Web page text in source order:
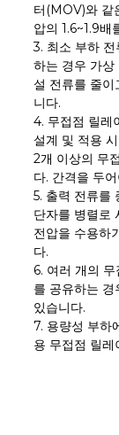
터(MOV)와 같
압의 1.6~1.9배
3. 최소 부하
하는 ​​경우 가상
설 전류를 줄이
니다.
4. 무접점 릴레
설계 및 적용
2개 이상의 무
다. 간격을 두
5. 출력 전류를
단자를 병렬로
전압을 수용하
다.
6. 여러 개의
를 공유하는
있습니다.
7. 용량성 부하
용 무접점 릴레